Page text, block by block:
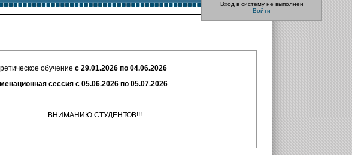
Вход в систему не выполнен
Войти
обучение с 29.01.2026 по 04.06.2026
сессия с 05.06.2026 по 05.07.2026
СТУДЕНТОВ!!!